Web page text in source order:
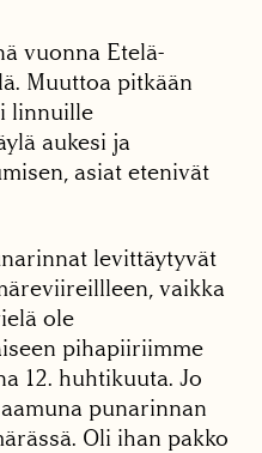
vuonna Etelä-
Muuttoa pitkään
linnuille
aukesi ja
asiat etenivät
levittäytyvät
vaikka
ole
pihapiiriimme
12. huhtikuuta. Jo
punarinnan
Oli ihan pakko